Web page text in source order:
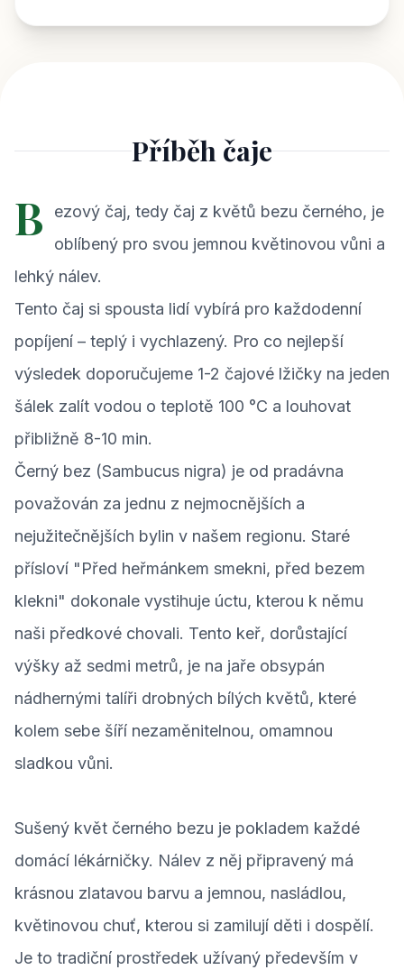
Příběh čaje
B
ezový čaj, tedy čaj z květů bezu černého, je
oblíbený pro svou jemnou květinovou vůni a
lehký nálev.
Tento čaj si spousta lidí vybírá pro každodenní
popíjení – teplý i vychlazený. Pro co nejlepší
výsledek doporučujeme 1-2 čajové lžičky na jeden
šálek zalít vodou o teplotě 100 °C a louhovat
přibližně 8-10 min.
Černý bez (Sambucus nigra) je od pradávna
považován za jednu z nejmocnějších a
nejužitečnějších bylin v našem regionu. Staré
přísloví "Před heřmánkem smekni, před bezem
klekni" dokonale vystihuje úctu, kterou k němu
naši předkové chovali. Tento keř, dorůstající
výšky až sedmi metrů, je na jaře obsypán
nádhernými talíři drobných bílých květů, které
kolem sebe šíří nezaměnitelnou, omamnou
sladkou vůni.
Sušený květ černého bezu je pokladem každé
domácí lékárničky. Nálev z něj připravený má
krásnou zlatavou barvu a jemnou, nasládlou,
květinovou chuť, kterou si zamilují děti i dospělí.
Je to tradiční prostředek užívaný především v